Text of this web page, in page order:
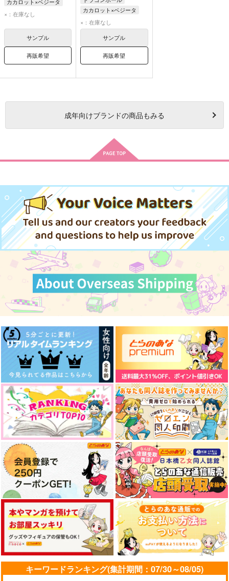
カカロット×ベジータ
ベジータ
×：在庫なし
サンプル
再販希望
カカロット×ベジータ
ベジータ
孫悟空
×：在庫なし
サンプル
再販希望
成年向けブランドの商品もみる
キーワードランキング(集計期間：07/30～08/05)